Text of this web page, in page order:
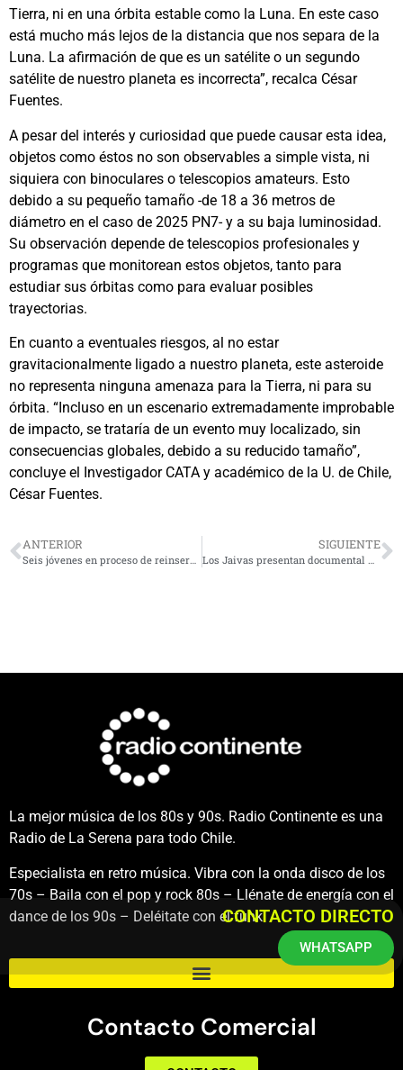
Tierra, ni en una órbita estable como la Luna. En este caso
está mucho más lejos de la distancia que nos separa de la
Luna. La afirmación de que es un satélite o un segundo
satélite de nuestro planeta es incorrecta”, recalca César
Fuentes.
A pesar del interés y curiosidad que puede causar esta idea,
objetos como éstos no son observables a simple vista, ni
siquiera con binoculares o telescopios amateurs. Esto
debido a su pequeño tamaño -de 18 a 36 metros de
diámetro en el caso de 2025 PN7- y a su baja luminosidad.
Su observación depende de telescopios profesionales y
programas que monitorean estos objetos, tanto para
estudiar sus órbitas como para evaluar posibles
trayectorias.
En cuanto a eventuales riesgos, al no estar
gravitacionalmente ligado a nuestro planeta, este asteroide
no representa ninguna amenaza para la Tierra, ni para su
órbita. “Incluso en un escenario extremadamente improbable
de impacto, se trataría de un evento muy localizado, sin
consecuencias globales, debido a su reducido tamaño”,
concluye el Investigador CATA y académico de la U. de Chile,
César Fuentes.
ANTERIOR
Seis jóvenes en proceso de reinserción social inician curso de salvavidas
SIGUIENTE
Los Jaivas presentan documental Alturas de Macchu Picchu al aire libre en versión remasterizada
La mejor música de los 80s y 90s. Radio Continente es una
Radio de La Serena para todo Chile.
Especialista en retro música. Vibra con la onda disco de los
70s – Baila con el pop y rock 80s – Llénate de energía con el
dance de los 90s – Deléitate con el funk.
Contacto Comercial
CONTACTO DIRECTO
WHATSAPP